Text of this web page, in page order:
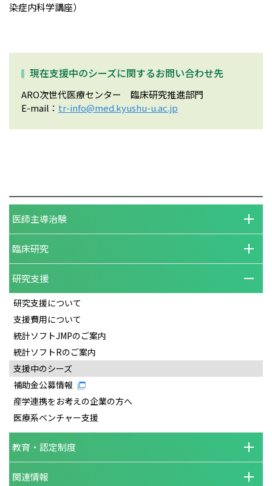
染症内科学講座）
現在支援中のシーズに関するお問い合わせ先
ARO次世代医療センター 臨床研究推進部門
E-mail： tr-info@med.kyushu-u.ac.jp
医師主導治験
臨床研究
研究支援
研究支援について
支援費用について
統計ソフトJMPのご案内
統計ソフトRのご案内
支援中のシーズ
補助金公募情報
産学連携をお考えの企業の方へ
医療系ベンチャー支援
教育・認定制度
関連情報